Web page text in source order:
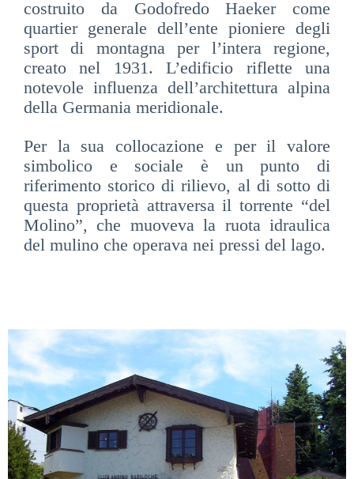
costruito da Godofredo Haeker come
quartier generale dell’ente pioniere degli
sport di montagna per l’intera regione,
creato nel 1931. L’edificio riflette una
notevole influenza dell’architettura alpina
della Germania meridionale.
Per la sua collocazione e per il valore
simbolico e sociale è un punto di
riferimento storico di rilievo, al di sotto di
questa proprietà attraversa il torrente “del
Molino”, che muoveva la ruota idraulica
del mulino che operava nei pressi del lago.